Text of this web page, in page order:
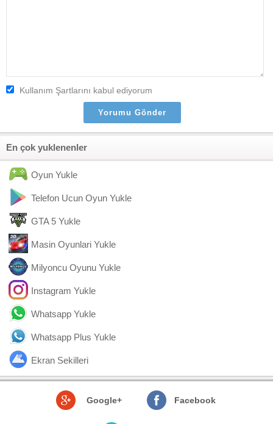
Kullanım Şartlarını kabul ediyorum
En çok yuklenenler
Oyun Yukle
Telefon Ucun Oyun Yukle
GTA 5 Yukle
Masin Oyunlari Yukle
Milyoncu Oyunu Yukle
Instagram Yukle
Whatsapp Yukle
Whatsapp Plus Yukle
Ekran Sekilleri
Google+ Facebook